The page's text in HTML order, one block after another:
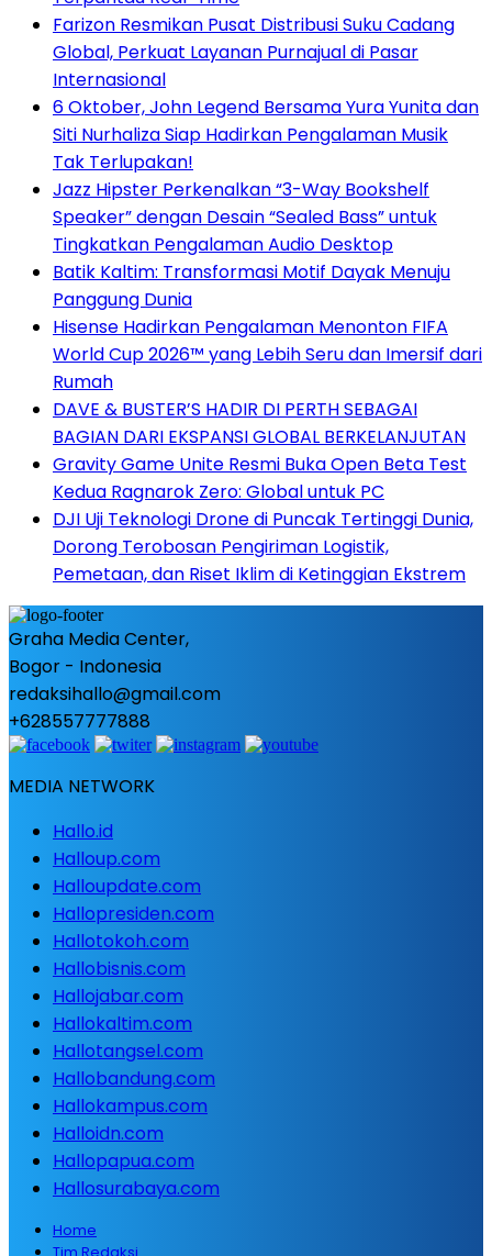
Farizon Resmikan Pusat Distribusi Suku Cadang
Global, Perkuat Layanan Purnajual di Pasar
Internasional
6 Oktober, John Legend Bersama Yura Yunita dan
Siti Nurhaliza Siap Hadirkan Pengalaman Musik
Tak Terlupakan!
Jazz Hipster Perkenalkan “3-Way Bookshelf
Speaker” dengan Desain “Sealed Bass” untuk
Tingkatkan Pengalaman Audio Desktop
Batik Kaltim: Transformasi Motif Dayak Menuju
Panggung Dunia
Hisense Hadirkan Pengalaman Menonton FIFA
World Cup 2026™ yang Lebih Seru dan Imersif dari
Rumah
DAVE & BUSTER’S HADIR DI PERTH SEBAGAI
BAGIAN DARI EKSPANSI GLOBAL BERKELANJUTAN
Gravity Game Unite Resmi Buka Open Beta Test
Kedua Ragnarok Zero: Global untuk PC
DJI Uji Teknologi Drone di Puncak Tertinggi Dunia,
Dorong Terobosan Pengiriman Logistik,
Pemetaan, dan Riset Iklim di Ketinggian Ekstrem
Graha Media Center,
Bogor - Indonesia
redaksihallo@gmail.com
+628557777888
MEDIA NETWORK
Hallo.id
Halloup.com
Halloupdate.com
Hallopresiden.com
Hallotokoh.com
Hallobisnis.com
Hallojabar.com
Hallokaltim.com
Hallotangsel.com
Hallobandung.com
Hallokampus.com
Halloidn.com
Hallopapua.com
Hallosurabaya.com
Home